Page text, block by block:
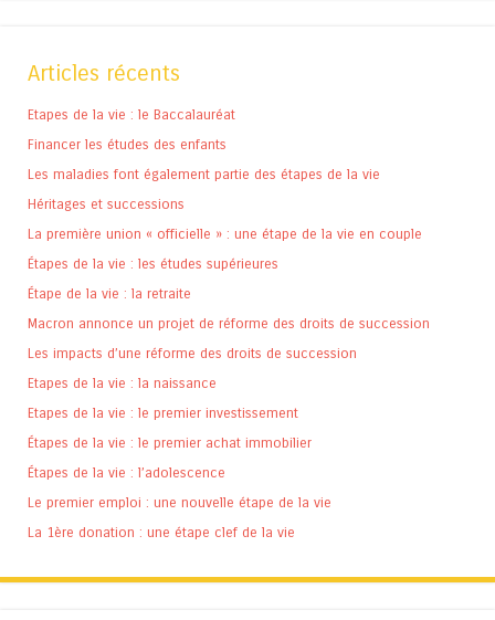
Articles récents
Etapes de la vie : le Baccalauréat
Financer les études des enfants
Les maladies font également partie des étapes de la vie
Héritages et successions
La première union « officielle » : une étape de la vie en couple
Étapes de la vie : les études supérieures
Étape de la vie : la retraite
Macron annonce un projet de réforme des droits de succession
Les impacts d’une réforme des droits de succession
Etapes de la vie : la naissance
Etapes de la vie : le premier investissement
Étapes de la vie : le premier achat immobilier
Étapes de la vie : l’adolescence
Le premier emploi : une nouvelle étape de la vie
La 1ère donation : une étape clef de la vie